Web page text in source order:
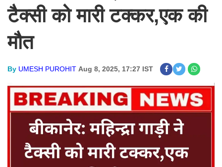
टैक्सी को मारी टक्कर,एक की
मौत
By UMESH PUROHIT Aug 8, 2025, 17:27 IST